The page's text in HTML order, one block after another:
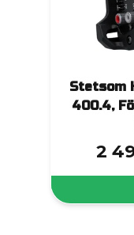
Stetsom
400.4,
2